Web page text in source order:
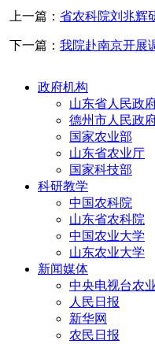
上一篇： 省农科院刘兆辉
下一篇： 我院赴南京开展
政府机构
山东省人民政
德州市人民政
国家农业部
山东省农业厅
国家科技部
科研教学
中国农科院
山东省农科院
中国农业大学
山东农业大学
新闻媒体
中央电视台农
人民日报
新华网
农民日报